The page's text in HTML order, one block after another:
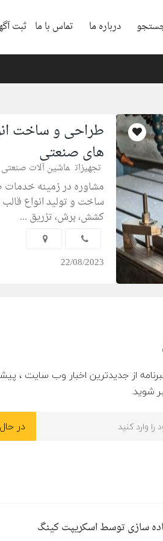
درباره ما تماس با ما ثبت
طراحی و ساخت
های صنعتی
تجهیزات ماشین آلات صنعتی
مشاوره در زمینه
ساخت و تولید انواع
کشش، برش، تزریق ...
22/08/2023
از جدیدترین اخبار وب سایت ،
شوید.
سازی توسط اسکریپت کینگ